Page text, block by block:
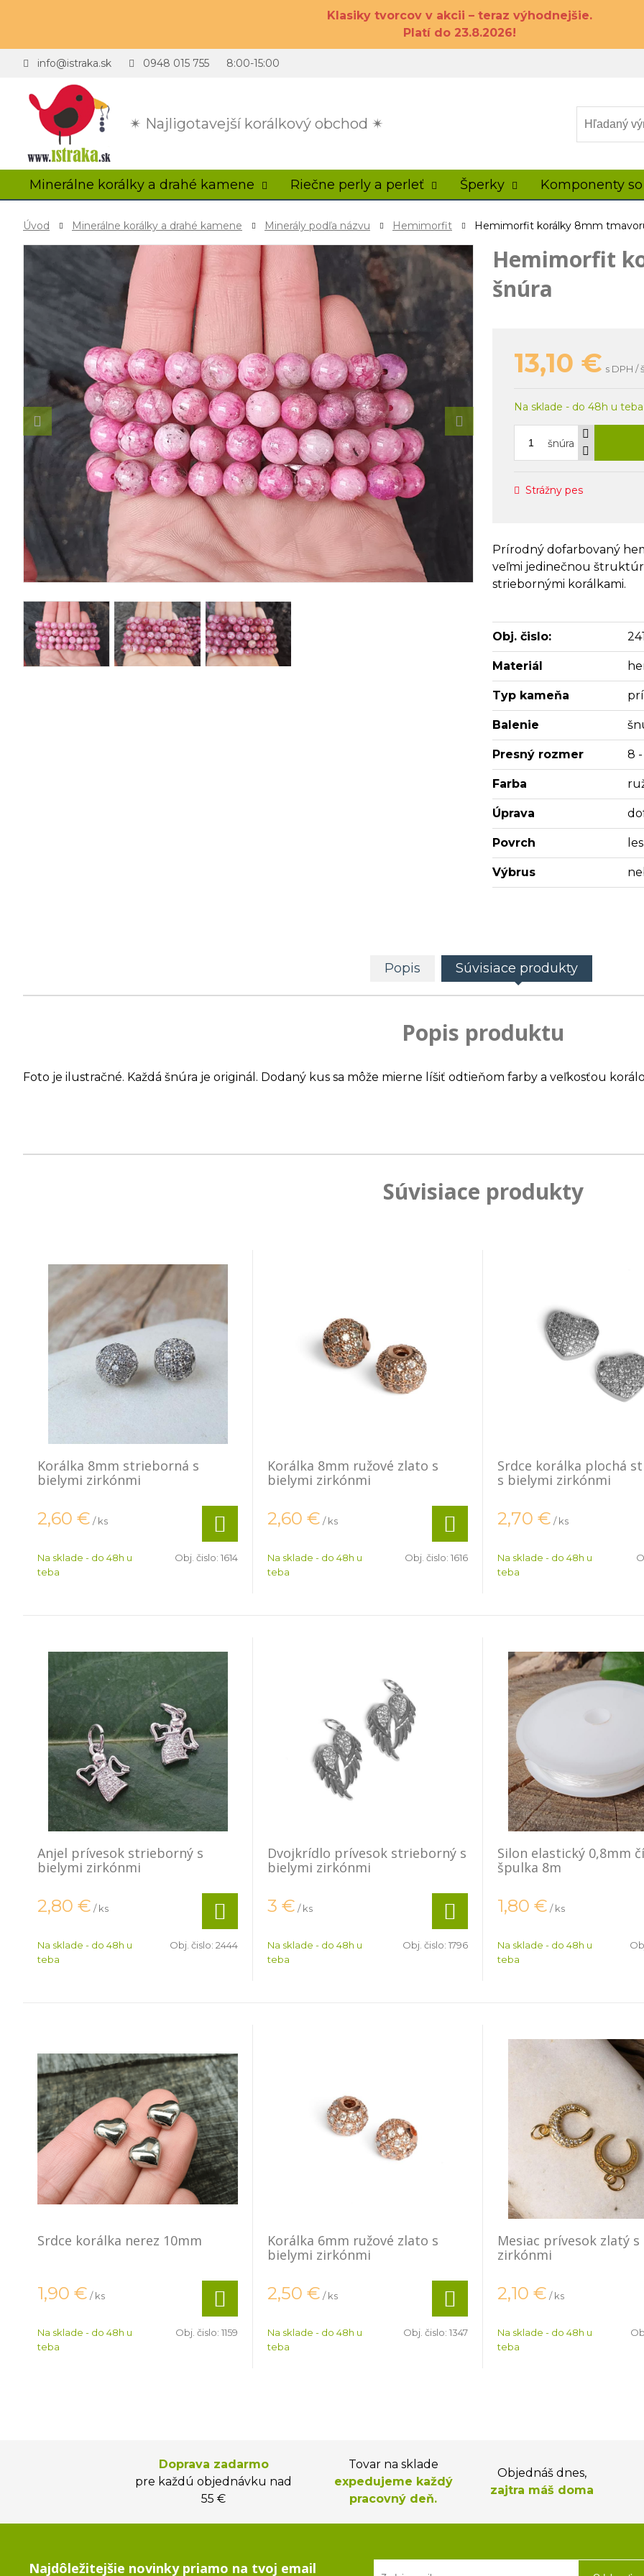
Klasiky tvorcov v akcii – teraz výhodnejšie.
Platí do 23.8.2026!
✴ Najligotavejší korálkový obchod ✴
info@istraka.sk 0948 015 755 8:00-15:00
Minerálne korálky a drahé kamene Riečne perly a perleť Šperky Komponenty
Úvod Minerálne korálky a drahé kamene Minerály podľa názvu Hemimorfit Hemimorfit korálky 8mm
Hemimorfit
šnúra
13,10 € s DPH /
Na sklade - do 48h u teba
šnúra
Strážny pes
Prírodný dofarbovaný
veľmi jedinečnou
striebornými korálkami.
Obj. čislo:
Materiál
Typ kameňa
Balenie
Presný rozmer 8
Farba
Úprava
Povrch
Výbrus
Popis Súvisiace produkty
Popis produktu
Foto je ilustračné. Každá šnúra je originál. Dodaný kus sa môže mierne líšiť odtieňom farby a veľkosťou
Súvisiace produkty
Korálka 8mm strieborná s
bielymi zirkónmi
2,60 € / ks
Na sklade - do 48h u
teba
Obj. čislo: 1614
Korálka 8mm ružové zlato s
bielymi zirkónmi
2,60 € / ks
Na sklade - do 48h u
teba
Obj. čislo: 1616
Srdce korálka plochá
s bielymi zirkónmi
2,70 € / ks
Na sklade - do 48h u
teba
Anjel prívesok strieborný s
bielymi zirkónmi
2,80 € / ks
Na sklade - do 48h u
teba
Obj. čislo: 2444
Dvojkrídlo prívesok strieborný s
bielymi zirkónmi
3 € / ks
Na sklade - do 48h u
teba
Obj. čislo: 1796
Silon elastický 0,8mm
špulka 8m
1,80 € / ks
Na sklade - do 48h u
teba
Srdce korálka nerez 10mm
1,90 € / ks
Na sklade - do 48h u
teba
Obj. čislo: 1159
Korálka 6mm ružové zlato s
bielymi zirkónmi
2,50 € / ks
Na sklade - do 48h u
teba
Obj. čislo: 1347
Mesiac prívesok zlatý
zirkónmi
2,10 € / ks
Na sklade - do 48h u
teba
Doprava zadarmo
pre každú objednávku nad
55 €
Tovar na sklade
expedujeme každý
pracovný deň.
Objednáš dnes,
zajtra máš doma
Najdôležitejšie novinky priamo na tvoj email